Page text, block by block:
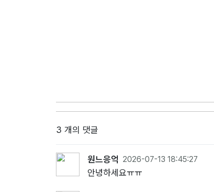
3 개의 댓글
원느응억 2026-07-13 18:45:27
안녕하세요ㅠㅠ